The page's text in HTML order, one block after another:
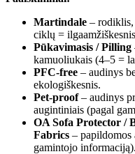
Martindale – rodiklis,
ciklų =
Pūkavimasis / Pilling
kamuoliukais (4–5 =
PFC-free – audinys
ekologiškesnis.
Pet-proof– audinys
augintiniais (pagal
OA Sofa Protector /
Fabrics – papildomos
gamintojo informaciją).